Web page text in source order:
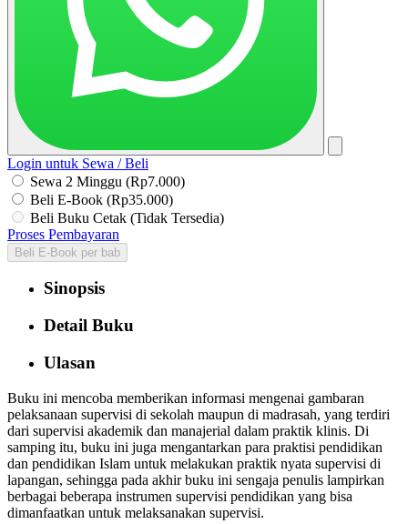
Login untuk Sewa / Beli
Sewa 2 Minggu (Rp7.000)
Beli E-Book (Rp35.000)
Beli Buku Cetak (Tidak Tersedia)
Proses Pembayaran
Beli E-Book per bab
Sinopsis
Detail Buku
Ulasan
Buku ini mencoba memberikan informasi mengenai gambaran
pelaksanaan supervisi di sekolah maupun di madrasah, yang terdiri
dari supervisi akademik dan manajerial dalam praktik klinis. Di
samping itu, buku ini juga mengantarkan para praktisi pendidikan
dan pendidikan Islam untuk melakukan praktik nyata supervisi di
lapangan, sehingga pada akhir buku ini sengaja penulis lampirkan
berbagai beberapa instrumen supervisi pendidikan yang bisa
dimanfaatkan untuk melaksanakan supervisi.